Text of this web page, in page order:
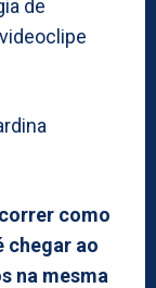
de
como
chegar ao
na mesma